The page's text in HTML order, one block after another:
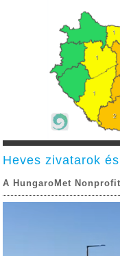
Heves zivatarok
A HungaroMet